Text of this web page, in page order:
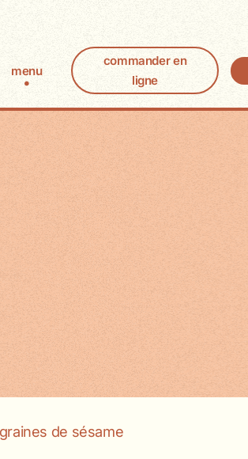
menu
commander en
ligne
de sésame